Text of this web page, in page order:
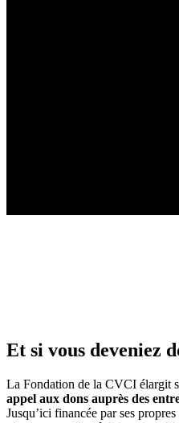
Et si vous deveniez
La Fondation de la CVCI élargit
appel aux dons auprès des
Jusqu’ici financée par ses